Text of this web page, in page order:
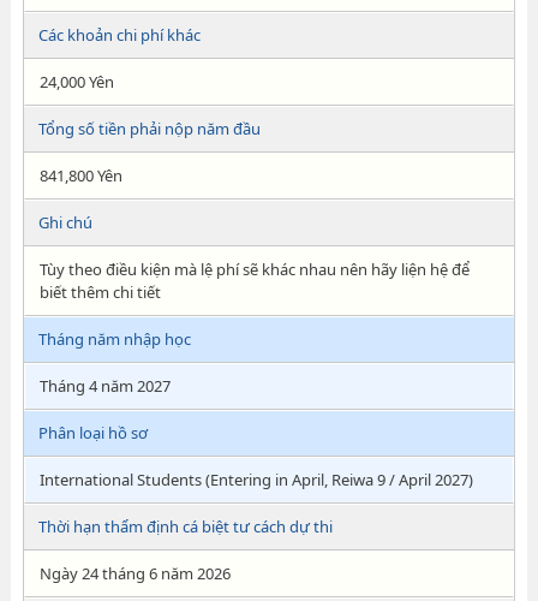
Các khoản chi phí khác
24,000 Yên
Tổng số tiền phải nộp năm đầu
841,800 Yên
Ghi chú
Tùy theo điều kiện mà lệ phí sẽ khác nhau nên hãy liện hệ để
biết thêm chi tiết
Tháng năm nhập học
Tháng 4 năm 2027
Phân loại hồ sơ
International Students (Entering in April, Reiwa 9 / April 2027)
Thời hạn thẩm định cá biệt tư cách dự thi
Ngày 24 tháng 6 năm 2026